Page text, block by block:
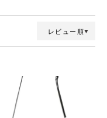
レビュー順